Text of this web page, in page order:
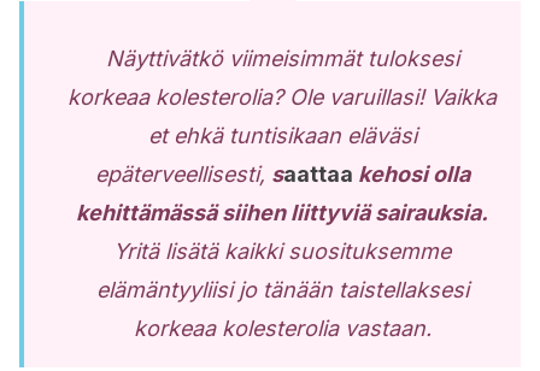
Näyttivätkö viimeisimmät tuloksesi
korkeaa kolesterolia? Ole varuillasi! Vaikka
et ehkä tuntisikaan eläväsi
epäterveellisesti, saattaa kehosi olla
kehittämässä siihen liittyviä sairauksia.
Yritä lisätä kaikki suosituksemme
elämäntyyliisi jo tänään taistellaksesi
korkeaa kolesterolia vastaan.